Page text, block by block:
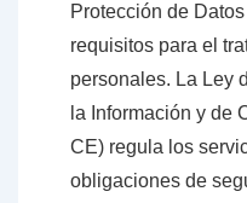
Protección de
requisitos para el
personales. La Ley
la Información y de
CE) regula los
obligaciones de